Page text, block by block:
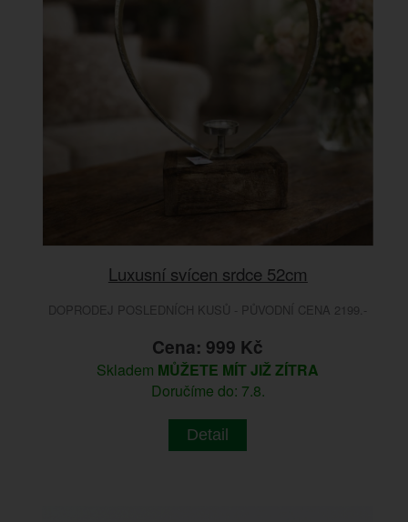
Luxusní svícen srdce 52cm
DOPRODEJ POSLEDNÍCH KUSŮ - PŮVODNÍ CENA 2199.-
Cena: 999 Kč
Skladem MŮŽETE MÍT JIŽ ZÍTRA
Doručíme do: 7.8.
Detail